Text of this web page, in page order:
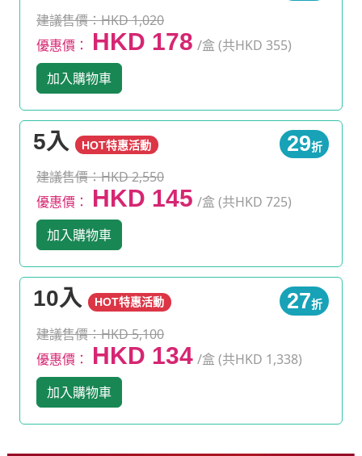
建議售價：HKD 1,020
優惠價：
HKD 178 /盒 (共HKD 355)
加入購物車
5入 HOT特惠活動 29折
建議售價：HKD 2,550
優惠價：
HKD 145 /盒 (共HKD 725)
加入購物車
10入 HOT特惠活動 27折
建議售價：HKD 5,100
優惠價：
HKD 134 /盒 (共HKD 1,338)
加入購物車